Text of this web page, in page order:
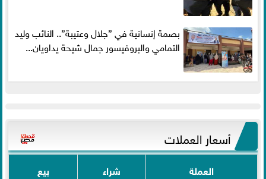
بصمة إنسانية في ”جلال وعتيبة”.. النائب وليد
التمامي والبروفيسور جمال شيحة يداويان...
أسعار العملات
العملة شراء بيع